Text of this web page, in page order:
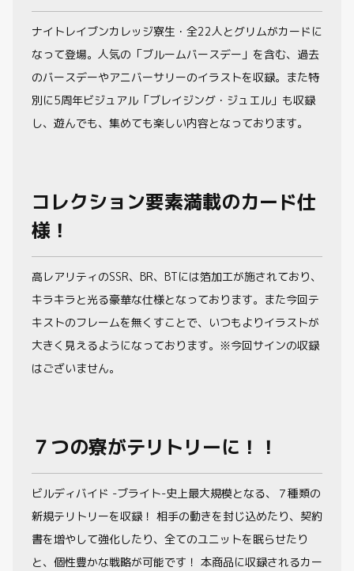
ナイトレイブンカレッジ寮生・全22人とグリムがカードに
なって登場。人気の「ブルームバースデー」を含む、過去
のバースデーやアニバーサリーのイラストを収録。また特
別に5周年ビジュアル「ブレイジング・ジュエル」も収録
し、遊んでも、集めても楽しい内容となっております。
コレクション要素満載のカード仕
様！
高レアリティのSSR、BR、BTには箔加工が施されており、
キラキラと光る豪華な仕様となっております。また今回テ
キストのフレームを無くすことで、いつもよりイラストが
大きく見えるようになっております。※今回サインの収録
はございません。
７つの寮がテリトリーに！！
ビルディバイド -ブライト-史上最大規模となる、７種類の
新規テリトリーを収録！ 相手の動きを封じ込めたり、契約
書を増やして強化したり、全てのユニットを眠らせたり
と、個性豊かな戦略が可能です！ 本商品に収録されるカー